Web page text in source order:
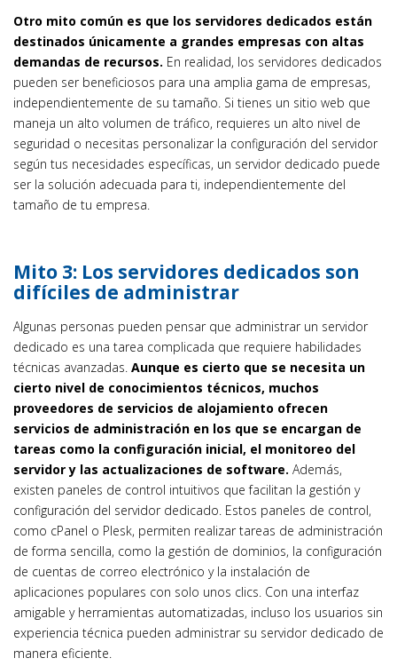
Otro mito común es que los servidores dedicados están
destinados únicamente a grandes empresas con altas
demandas de recursos. En realidad, los servidores dedicados
pueden ser beneficiosos para una amplia gama de empresas,
independientemente de su tamaño. Si tienes un sitio web que
maneja un alto volumen de tráfico, requieres un alto nivel de
seguridad o necesitas personalizar la configuración del servidor
según tus necesidades específicas, un servidor dedicado puede
ser la solución adecuada para ti, independientemente del
tamaño de tu empresa.
Mito 3: Los servidores dedicados son
difíciles de administrar
Algunas personas pueden pensar que administrar un servidor
dedicado es una tarea complicada que requiere habilidades
técnicas avanzadas. Aunque es cierto que se necesita un
cierto nivel de conocimientos técnicos, muchos
proveedores de servicios de alojamiento ofrecen
servicios de administración en los que se encargan de
tareas como la configuración inicial, el monitoreo del
servidor y las actualizaciones de software. Además,
existen paneles de control intuitivos que facilitan la gestión y
configuración del servidor dedicado. Estos paneles de control,
como cPanel o Plesk, permiten realizar tareas de administración
de forma sencilla, como la gestión de dominios, la configuración
de cuentas de correo electrónico y la instalación de
aplicaciones populares con solo unos clics. Con una interfaz
amigable y herramientas automatizadas, incluso los usuarios sin
experiencia técnica pueden administrar su servidor dedicado de
manera eficiente.